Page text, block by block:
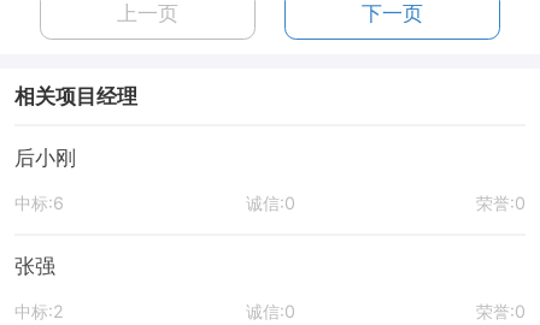
上一页 下一页
相关项目经理
后小刚
中标:6 诚信:0 荣誉:0
张强
中标:2 诚信:0 荣誉:0